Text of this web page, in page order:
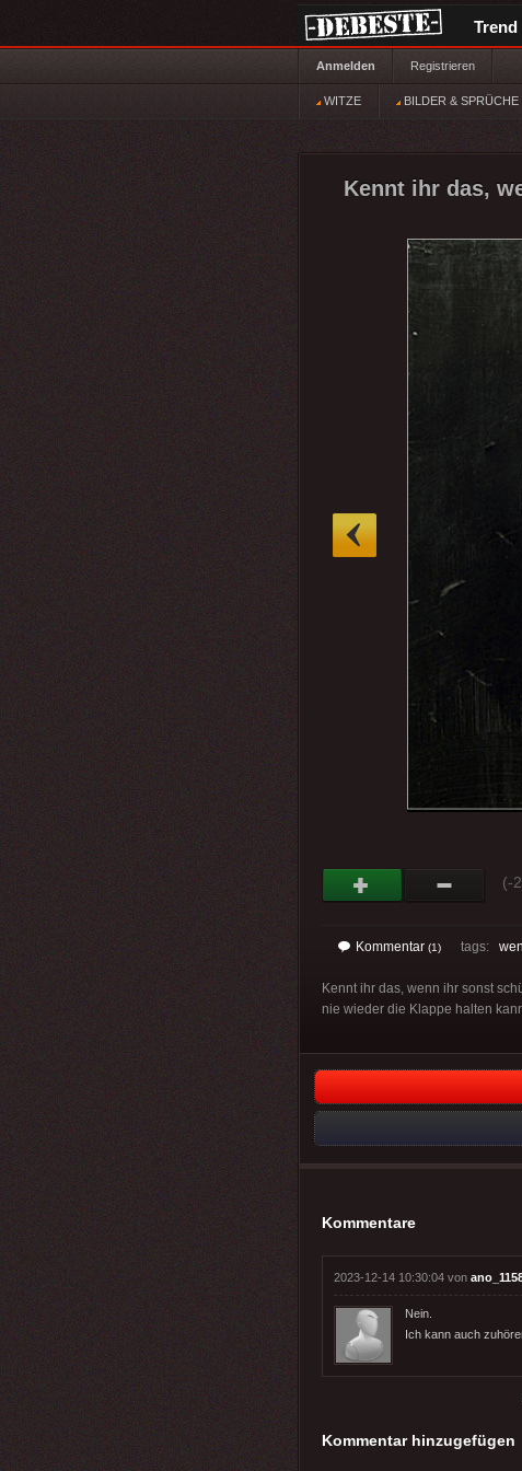
Trend
Anmelden Registrieren
WITZE BILDER & SPRÜCHE
Kennt ihr das,
(-
Kommentar (1) tags:
Kennt ihr das, wenn ihr sonst
nie wieder die Klappe halten
Kommentare
2023-12-14 10:30:04 von
Nein.
Ich kann auch
Kommentar hinzugefügen